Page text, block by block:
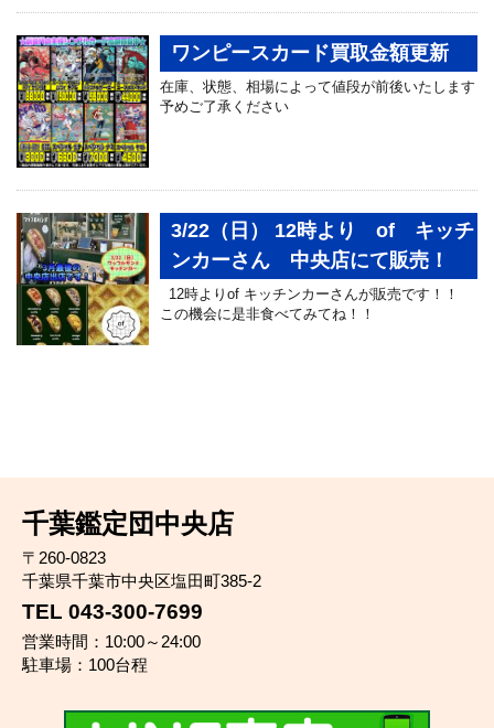
ワンピースカード買取金額更新
在庫、状態、相場によって値段が前後いたします
予めご了承ください
3/22（日） 12時より of キッチ
ンカーさん 中央店にて販売！
12時よりof キッチンカーさんが販売です！！
この機会に是非食べてみてね！！
千葉鑑定団中央店
〒260-0823
千葉県千葉市中央区塩田町385-2
TEL 043-300-7699
営業時間：10:00～24:00
駐車場：100台程